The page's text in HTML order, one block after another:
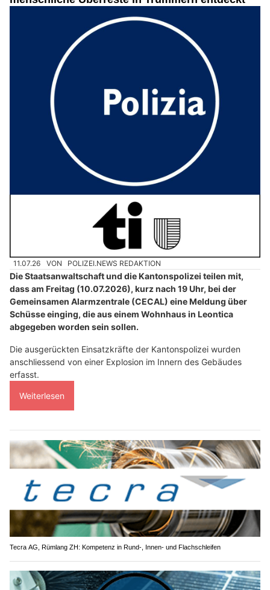
11.07.26 VON POLIZEI.NEWS REDAKTION
Die Staatsanwaltschaft und die Kantonspolizei teilen mit,
dass am Freitag (10.07.2026), kurz nach 19 Uhr, bei der
Gemeinsamen Alarmzentrale (CECAL) eine Meldung über
Schüsse einging, die aus einem Wohnhaus in Leontica
abgegeben worden sein sollen.
Die ausgerückten Einsatzkräfte der Kantonspolizei wurden
anschliessend von einer Explosion im Innern des Gebäudes
erfasst.
Weiterlesen
Tecra AG, Rümlang ZH: Kompetenz in Rund-, Innen- und Flachschleifen